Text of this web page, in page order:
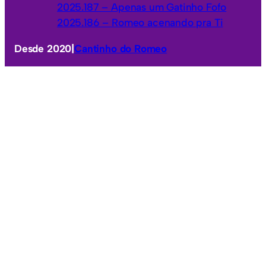
2025.187 – Apenas um Gatinho Fofo
2025.186 – Romeo acenando pra Ti
Desde 2020|Cantinho do Romeo